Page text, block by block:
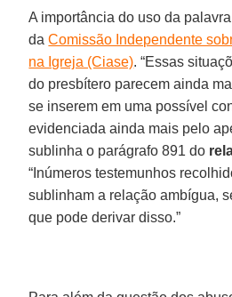
A importância do uso da
daComissão Independente
na Igreja (Ciase). “Essas
do presbítero parecem ainda
se inserem em uma possível
evidenciada ainda mais pelo
sublinha o parágrafo 891 do
“Inúmeros testemunhos
sublinham a relação ambígua,
que pode derivar disso.”